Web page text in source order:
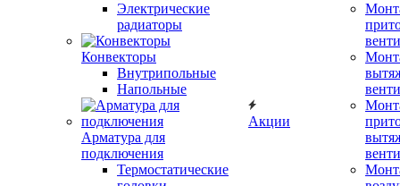
Электрические
радиаторы
Конвекторы
Внутрипольные
Напольные
Арматура для
подключения
Термостатические
Акции